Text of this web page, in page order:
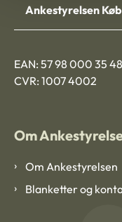
Ankestyrelsen
EAN: 57 98 000 35
CVR: 1007 4002
Om
Om Ankestyrelsen
Blanketter og